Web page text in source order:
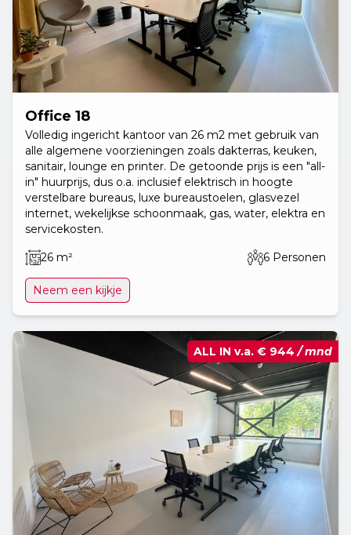
Office 18
Volledig ingericht kantoor van 26 m2 met gebruik van
alle algemene voorzieningen zoals dakterras, keuken,
sanitair, lounge en printer. De getoonde prijs is een "all-
in" huurprijs, dus o.a. inclusief elektrisch in hoogte
verstelbare bureaus, luxe bureaustoelen, glasvezel
internet, wekelijkse schoonmaak, gas, water, elektra en
servicekosten.
26 m²
6 Personen
Neem een kijkje
ALL IN v.a. € 944/ mnd